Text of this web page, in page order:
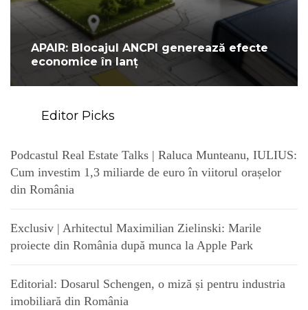
APAIR: Blocajul ANCPI generează efecte
economice în lanț
Editor Picks
Podcastul Real Estate Talks | Raluca Munteanu, IULIUS:
Cum investim 1,3 miliarde de euro în viitorul orașelor
din România
Exclusiv | Arhitectul Maximilian Zielinski: Marile
proiecte din România după munca la Apple Park
Editorial: Dosarul Schengen, o miză și pentru industria
imobiliară din România